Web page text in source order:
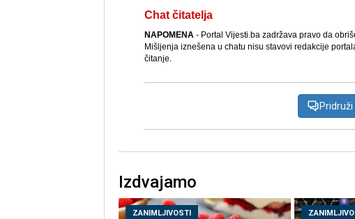
Chat čitatelja
NAPOMENA- Portal Vijesti.ba zadržava pravo da
Mišljenja iznešena u chatu nisu stavovi redakcije
čitanje.
Izdvajamo
ZANIMLJIVOSTI